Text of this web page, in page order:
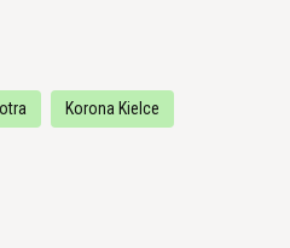
Korona Kielce